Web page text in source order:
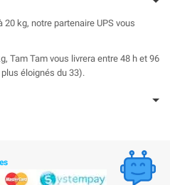
kg, notre partenaire UPS vous
Tam Tam vous livrera entre 48 h et 96
éloignés du 33).